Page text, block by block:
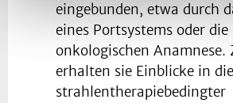
eingebunden, etwa durch
eines Portsystems oder
onkologischen Anamnese.
erhalten sie Einblicke in
strahlentherapiebedingter